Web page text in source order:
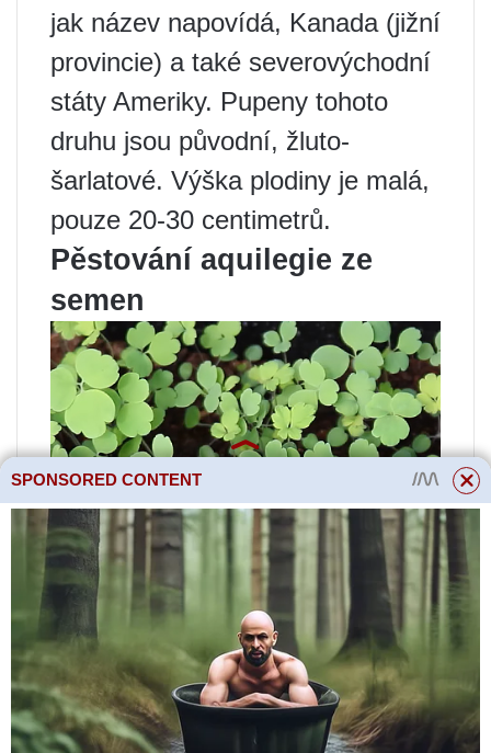
jak název napovídá, Kanada (jižní
provincie) a také severovýchodní
státy Ameriky. Pupeny tohoto
druhu jsou původní, žluto-
šarlatové. Výška plodiny je malá,
pouze 20-30 centimetrů.
Pěstování aquilegie ze
semen
Pěstování akvilegie, stejně jako
SPONSORED CONTENT